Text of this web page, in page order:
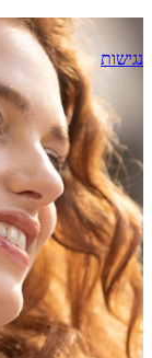
נגישות